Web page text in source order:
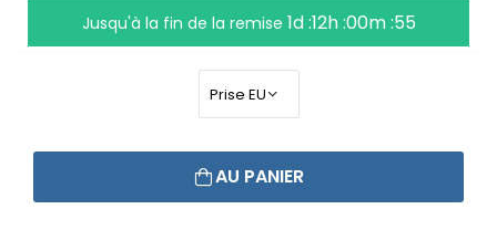
Jusqu'à la fin de la remise 1d :12h :00m :55
AU PANIER